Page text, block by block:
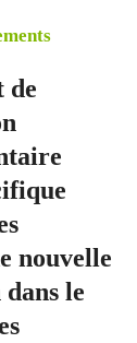
de
nouvelle
le